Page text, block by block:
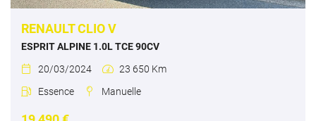
Avis
Actualités
Contact
RENAULT CLIO V
ESPRIT ALPINE 1.0L TCE 90CV
 20/03/2024  23 650 Km
 Essence  Manuelle